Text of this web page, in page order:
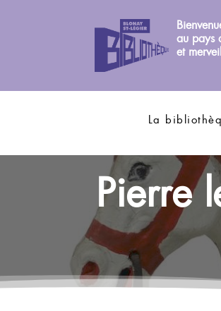
au pays
et
La
Pierre